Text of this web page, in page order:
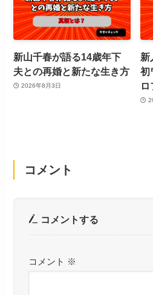
新山千春が語る14歳年下
夫との再婚と新たな生き方
2026年8月3日
新
初
コメント
コメントする
コメント ※